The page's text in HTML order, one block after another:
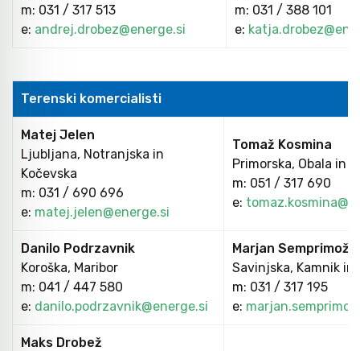
m: 031 / 317 513
e: andrej.drobez@energe.si
m: 031 / 388 101
e:
Terenski komercialisti
Matej Jelen
Ljubljana, Notranjska in
Kočevska
m: 031 / 690 696
e: matej.jelen@energe.si
Tomaž Kosmina
Primorska, Obala in
m: 051 / 317 690
e:
Danilo Podrzavnik
Koroška, Maribor
m: 041 / 447 580
e: danilo.podrzavnik@energe.si
Marjan
Savinjska, Kamnik in
m: 031 / 317 195
e:
Maks Drobež
Dom in vrt
Neiskreče orodje